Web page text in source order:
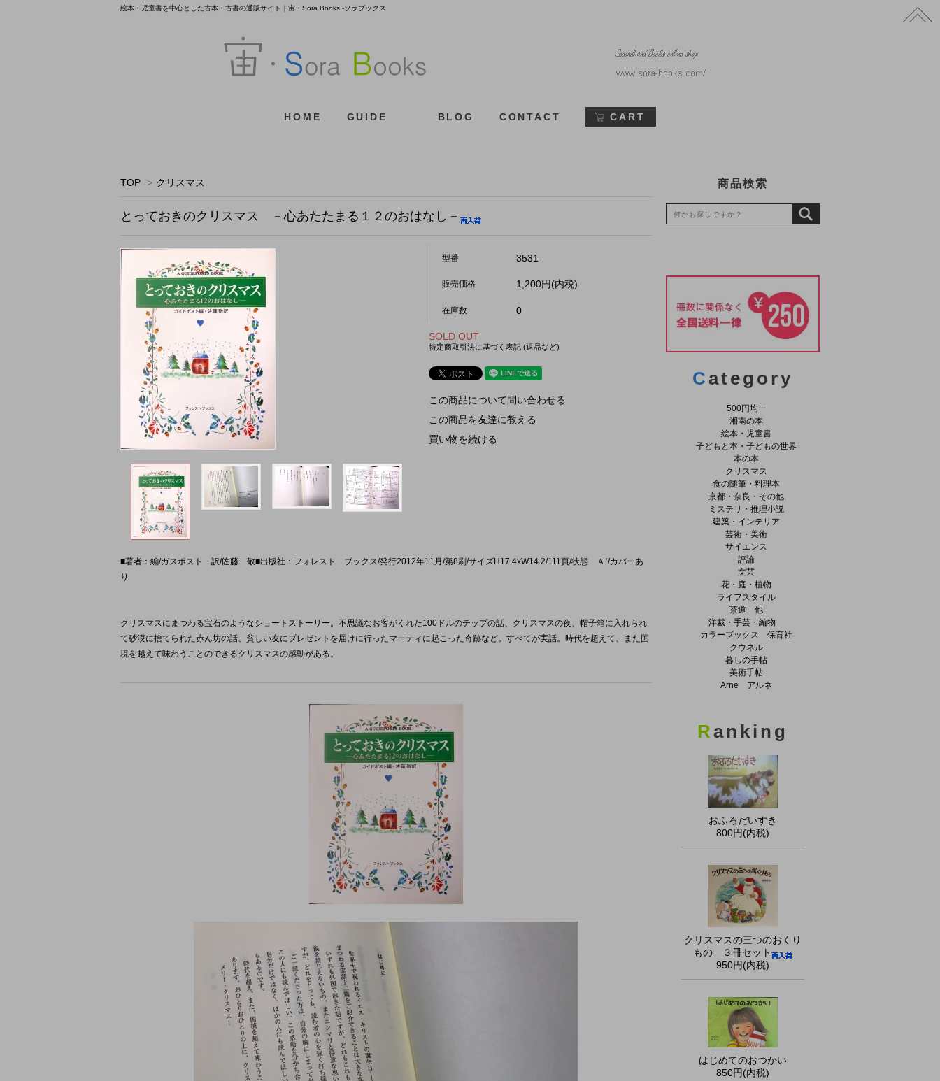
絵本・児童書を中心とした古本・古書の通販サイト｜宙・Sora Books -ソラブックス
HOME GUIDE BLOG CONTACT CART
TOP > クリスマス
とっておきのクリスマス －心あたたまる１２のおはなし－
型番 3531
販売価格 1,200円(内税)
在庫数 0
SOLD OUT
特定商取引法に基づく表記 (返品など)
この商品について問い合わせる
この商品を友達に教える
買い物を続ける
■著者：編/ガスポスト 訳/佐藤 敬■出版社：フォレスト ブックス/発行2012年11月/第8刷/サイズH17.4xW14.2/111頁/状態 Ａ⁺/カバーあ
り
クリスマスにまつわる宝石のようなショートストーリー。不思議なお客がくれた100ドルのチップの話、クリスマスの夜、帽子箱に入れられ
て砂漠に捨てられた赤ん坊の話、貧しい友にプレゼントを届けに行ったマーティに起こった奇跡など。すべてが実話。時代を超えて、また国
境を越えて味わうことのできるクリスマスの感動がある。
商品検索
Category
500円均一
湘南の本
絵本・児童書
子どもと本・子どもの世界
本の本
クリスマス
食の随筆・料理本
京都・奈良・その他
ミステリ・推理小説
建築・インテリア
芸術・美術
サイエンス
評論
文芸
花・庭・植物
ライフスタイル
茶道 他
洋裁・手芸・編物
カラーブックス 保育社
クウネル
暮しの手帖
美術手帖
Arne アルネ
Ranking
おふろだいすき
800円(内税)
クリスマスの三つのおくり
もの ３冊セット
950円(内税)
はじめてのおつかい
850円(内税)